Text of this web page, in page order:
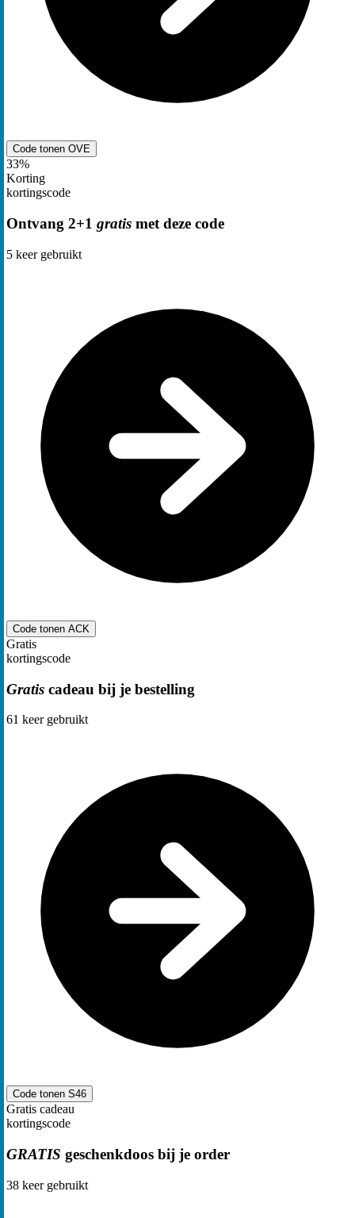
Code tonen OVE
33%
Korting
kortingscode
Ontvang 2+1 gratis met deze code
5 keer gebruikt
Code tonen ACK
Gratis
kortingscode
Gratis cadeau bij je bestelling
61 keer gebruikt
Code tonen S46
Gratis cadeau
kortingscode
GRATIS geschenkdoos bij je order
38 keer gebruikt